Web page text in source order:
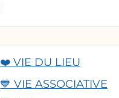
❤️ VIE DU LIEU
💙 VIE ASSOCIATIVE